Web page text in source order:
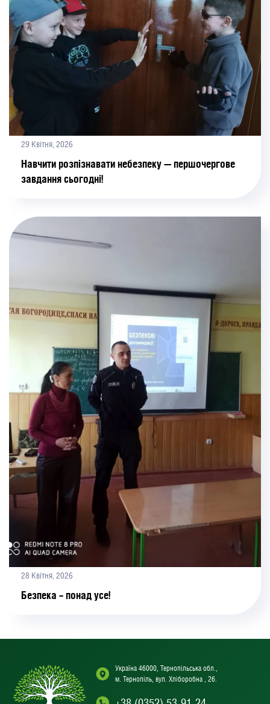
29 Квітня, 2026
Навчити розпізнавати небезпеку — першочергове
завдання сьогодні!
28 Квітня, 2026
Безпека – понад усе!
Україна 46000, Тернопільська обл.,
м. Тернопіль, вул. Хліборобна , 26.